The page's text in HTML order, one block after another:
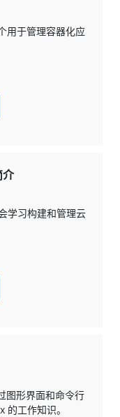
用于管理容器化应
介
学习构建和管理云
图形界面和命令行
工作知识。